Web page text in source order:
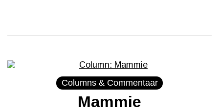
Columns & Commentaar
Mammie